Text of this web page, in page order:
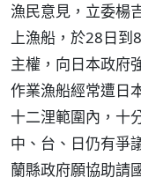
漁民意見，立委楊
上漁船，於28日到
主權，向日本政府
作業漁船經常遭日
十二浬範圍內，十
中、台、日仍有爭
蘭縣政府願協助請